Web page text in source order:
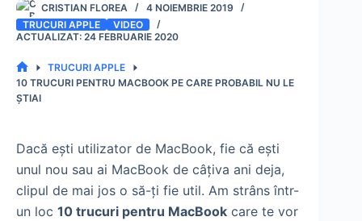
CRISTIAN FLOREA
4 NOIEMBRIE 2019
TRUCURI APPLE
VIDEO
24 FEBRUARIE 2020
PRIMA
PAGINĂ
TRUCURI APPLE
10 TRUCURI PENTRU MACBOOK PE CARE PROBABIL NU LE
ȘTIAI
Dacă ești utilizator de MacBook, fie că ești
unul nou sau ai MacBook de câțiva ani deja,
clipul de mai jos o să-ți fie util. Am strâns într-
un loc 10 trucuri pentru MacBook care te vor